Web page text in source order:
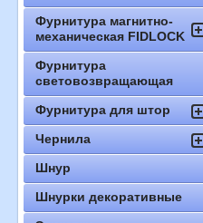
Фурнитура магнитно-
механическая FIDLOCK
Фурнитура
световозвращающая
Фурнитура для штор
Чернила
Шнур
Шнурки декоративные